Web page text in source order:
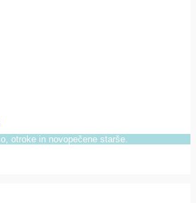
otroke in novopečene starše.